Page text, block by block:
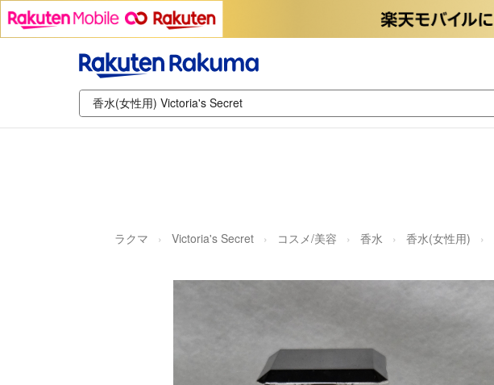
ラクマ Victoria's Secret コスメ/美容 香水 香水(女性用)